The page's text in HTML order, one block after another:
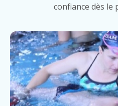
confiance dès le